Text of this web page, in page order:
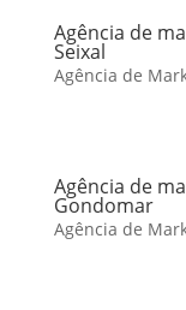
Agência de
Seixal
Agência de
Agência de
Gondomar
Agência de